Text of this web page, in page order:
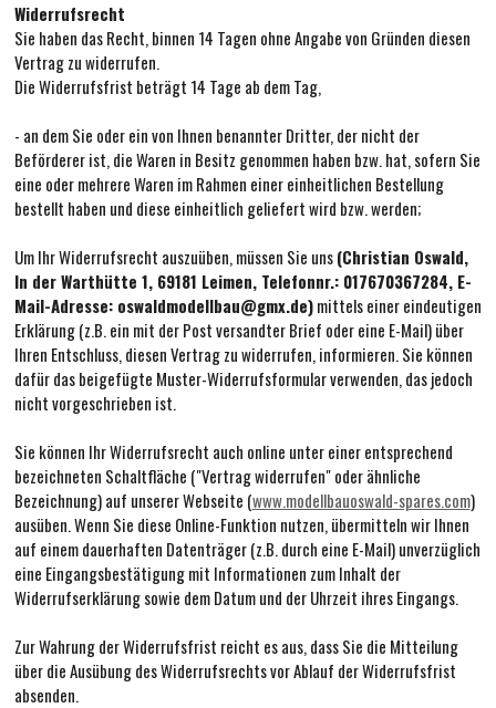
Widerrufsrecht
Sie haben das Recht, binnen 14 Tagen ohne Angabe von Gründen diesen
Vertrag zu widerrufen.
Die Widerrufsfrist beträgt 14 Tage ab dem Tag,
- an dem Sie oder ein von Ihnen benannter Dritter, der nicht der
Beförderer ist, die Waren in Besitz genommen haben bzw. hat, sofern Sie
eine oder mehrere Waren im Rahmen einer einheitlichen Bestellung
bestellt haben und diese einheitlich geliefert wird bzw. werden;
Um Ihr Widerrufsrecht auszuüben, müssen Sie uns(Christian Oswald,
In der Warthütte 1, 69181 Leimen, Telefonnr.: 017670367284, E-
Mail-Adresse: oswaldmodellbau@gmx.de)mittels einer eindeutigen
Erklärung (z.B. ein mit der Post versandter Brief oder eine E-Mail) über
Ihren Entschluss, diesen Vertrag zu widerrufen, informieren. Sie können
dafür das beigefügte Muster-Widerrufsformular verwenden, das jedoch
nicht vorgeschrieben ist.
Sie können Ihr Widerrufsrecht auch online unter einer entsprechend
bezeichneten Schaltfläche ("Vertrag widerrufen" oder ähnliche
Bezeichnung) auf unserer Webseite (www.modellbauoswald-spares.com)
ausüben. Wenn Sie diese Online-Funktion nutzen, übermitteln wir Ihnen
auf einem dauerhaften Datenträger (z.B. durch eine E-Mail) unverzüglich
eine Eingangsbestätigung mit Informationen zum Inhalt der
Widerrufserklärung sowie dem Datum und der Uhrzeit ihres Eingangs.
Zur Wahrung der Widerrufsfrist reicht es aus, dass Sie die Mitteilung
über die Ausübung des Widerrufsrechts vor Ablauf der Widerrufsfrist
absenden.